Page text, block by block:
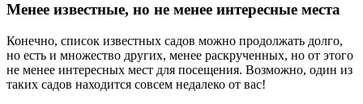
Менее известные, но не менее интересные места
Конечно, список известных садов можно продолжать долго,
но есть и множество других, менее раскрученных, но от этого
не менее интересных мест для посещения. Возможно, один из
таких садов находится совсем недалеко от вас!